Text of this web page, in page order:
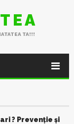
TA!!!
? Prevenție și